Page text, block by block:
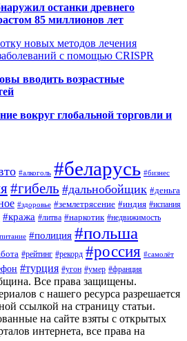
останки древнего
85 миллионов лет
новых методов лечения
с помощью CRISPR
вводить возрастные
вокруг глобальной торговли и
#алкоголь #беларусь #бизнес
#гибель #дальнобойщик #деньга
#здоровье #землетрясение #индия #испания
#кража #литва #наркотик #недвижимость
#полиция #польша
#рейтинг #рекорд #россия #самолёт
#турция #угон #умер #франция
Все права защищены.
с нашего ресурса разрешается
ссылкой на страницу статьи.
на сайте взяты с открытых
интернета, все права на